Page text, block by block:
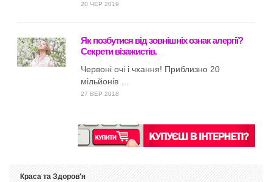
20 ЧЕР 2019
Як позбутися від зовнішніх ознак алергії?
Секрети візажистів.
Червоні очі і чхання! Приблизно 20
мільйонів …
27 ВЕР 2018
Краса та Здоров'я